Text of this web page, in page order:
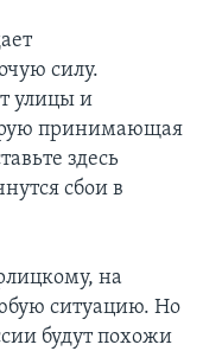
силу.
улицы и
принимающая
здесь
сбои в
на
ситуацию. Но
будут похожи